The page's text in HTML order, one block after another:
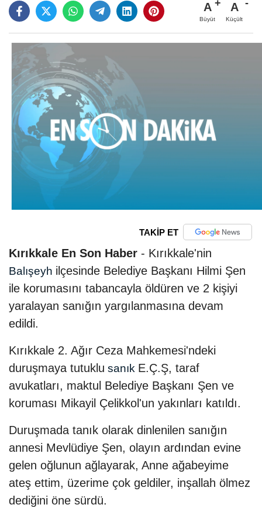
A
Büyüt
A
Küçült
TAKİP ET
Kırıkkale En Son Haber - Kırıkkale'nin
Balışeyh ilçesinde Belediye Başkanı Hilmi Şen
ile korumasını tabancayla öldüren ve 2 kişiyi
yaralayan sanığın yargılanmasına devam
edildi.
Kırıkkale 2. Ağır Ceza Mahkemesi'ndeki
duruşmaya tutuklu sanık E.Ç.Ş, taraf
avukatları, maktul Belediye Başkanı Şen ve
koruması Mikayil Çelikkol'un yakınları katıldı.
Duruşmada tanık olarak dinlenilen sanığın
annesi Mevlüdiye Şen, olayın ardından evine
gelen oğlunun ağlayarak, Anne ağabeyime
ateş ettim, üzerime çok geldiler, inşallah ölmez
dediğini öne sürdü.